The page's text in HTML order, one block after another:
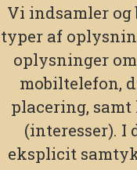
Vi indsamler
typer af
oplysninger
mobiltelefon,
placering,
(interesser). I
eksplicit